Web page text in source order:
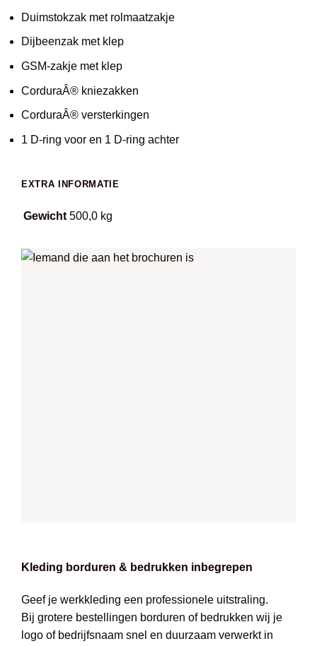
Duimstokzak met rolmaatzakje
Dijbeenzak met klep
GSM-zakje met klep
CorduraÂ® kniezakken
CorduraÂ® versterkingen
1 D-ring voor en 1 D-ring achter
EXTRA INFORMATIE
Gewicht 500,0 kg
Kleding borduren & bedrukken inbegrepen
Geef je werkkleding een professionele uitstraling.
Bij grotere bestellingen borduren of bedrukken wij je
logo of bedrijfsnaam snel en duurzaam verwerkt in